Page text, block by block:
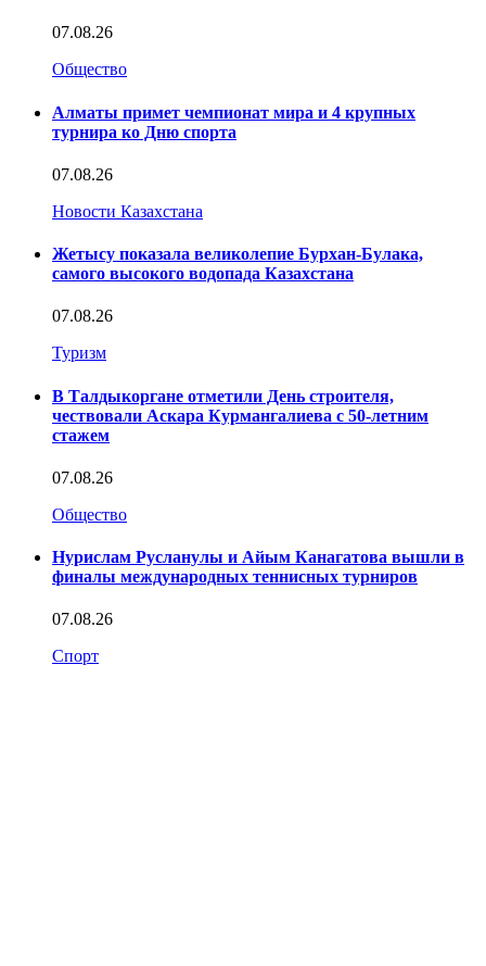
07.08.26
Общество
Алматы примет чемпионат мира и 4 крупных
турнира ко Дню спорта
07.08.26
Новости Казахстана
Жетысу показала великолепие Бурхан-Булака,
самого высокого водопада Казахстана
07.08.26
Туризм
В Талдыкоргане отметили День строителя,
чествовали Аскара Курмангалиева с 50-летним
стажем
07.08.26
Общество
Нурислам Русланулы и Айым Канагатова вышли в
финалы международных теннисных турниров
07.08.26
Спорт